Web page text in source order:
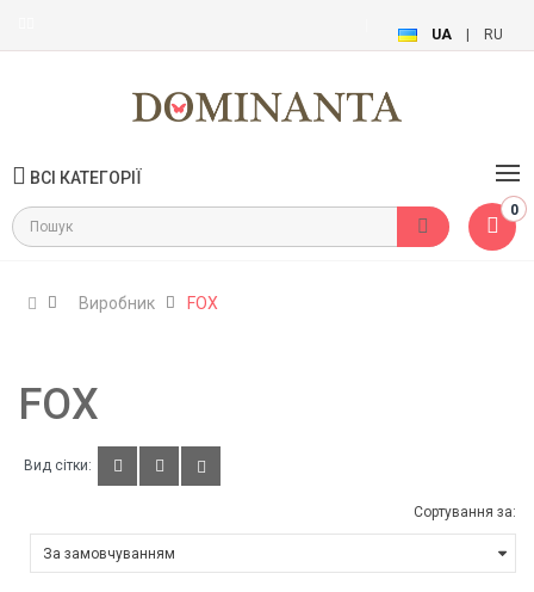
UA RU
ВСІ КАТЕГОРІЇ
0
Виробник FOX
FOX
Вид сітки:
Сортування за: